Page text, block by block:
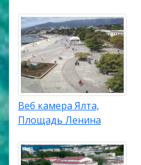
Веб камера Ялта,
Площадь Ленина